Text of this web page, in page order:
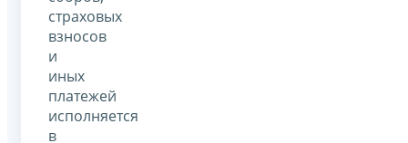
страховых
взносов
и
иных
платежей
исполняется
в